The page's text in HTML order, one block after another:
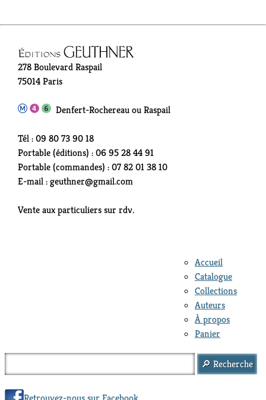
278 Boulevard Raspail
75014 Paris
Denfert-Rochereau ou Raspail
Tél : 09 80 73 90 18
Portable (éditions) : 06 95 28 44 91
Portable (commandes) : 07 82 01 38 10
E-mail : geuthner@gmail.com
Vente aux particuliers sur rdv.
Accueil
Catalogue
Collections
Auteurs
À propos
Panier